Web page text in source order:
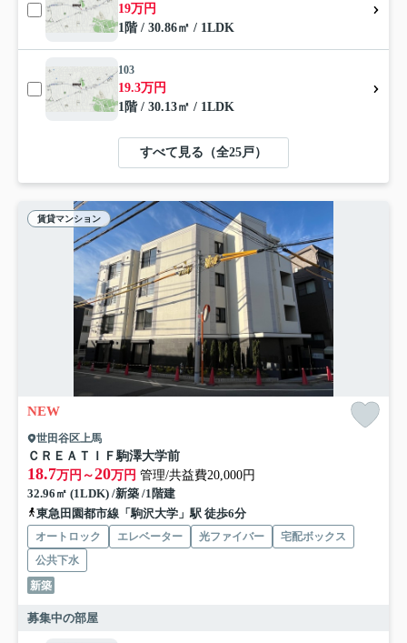
19万円
1階 / 30.86㎡ / 1LDK
103
19.3万円
1階 / 30.13㎡ / 1LDK
すべて見る（全25戸）
賃貸マンション
NEW
世田谷区上馬
ＣＲＥＡＴＩＦ駒澤大学前
18.7万円～20万円 管理/共益費20,000円
32.96㎡ (1LDK) /新築 /1階建
東急田園都市線「駒沢大学」駅 徒歩6分
オートロック エレベーター 光ファイバー
宅配ボックス
公共下水
新築
募集中の部屋